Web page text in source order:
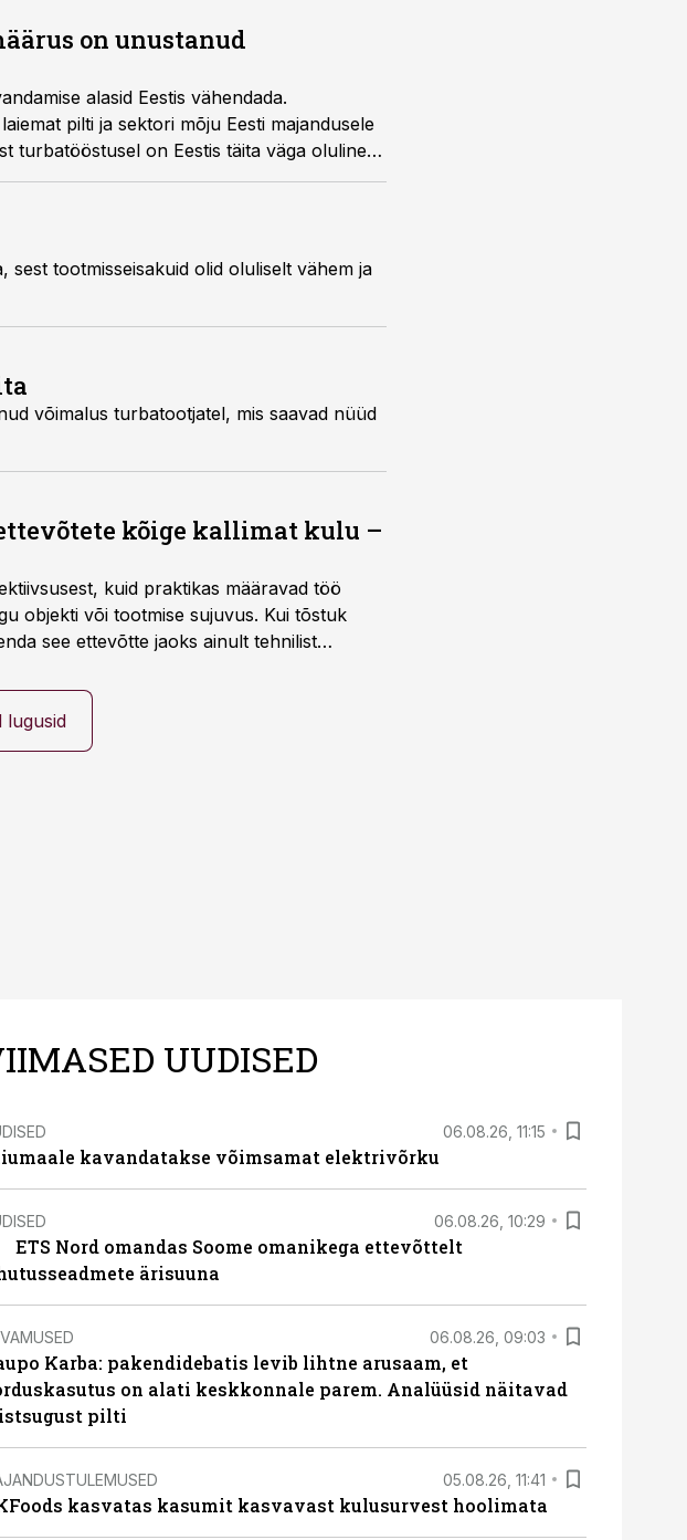
on unustanud
alasid Eestis vähendada.
pilti ja sektori mõju Eesti majandusele
turbatööstusel on Eestis täita väga oluline
tootmisseisakuid olid oluliselt vähem ja
võimalus turbatootjatel, mis saavad nüüd
kõige kallimat kulu –
kuid praktikas määravad töö
objekti või tootmise sujuvus. Kui tõstuk
see ettevõtte jaoks ainult tehnilist
lugusid
UUDISED
06.08.26, 11:15
kavandatakse võimsamat elektrivõrku
06.08.26, 10:29
ETS Nord omandas Soome omanikega ettevõttelt
ärisuuna
06.08.26, 09:03
Karba: pakendidebatis levib lihtne arusaam, et
on alati keskkonnale parem. Analüüsid näitavad
pilti
05.08.26, 11:41
kasvatas kasumit kasvavast kulusurvest hoolimata